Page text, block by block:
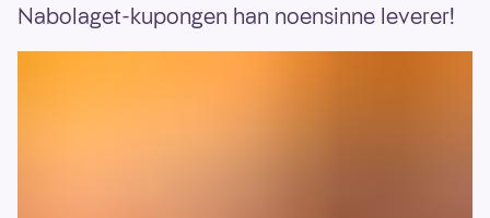
Nabolaget-kupongen han noensinne leverer!